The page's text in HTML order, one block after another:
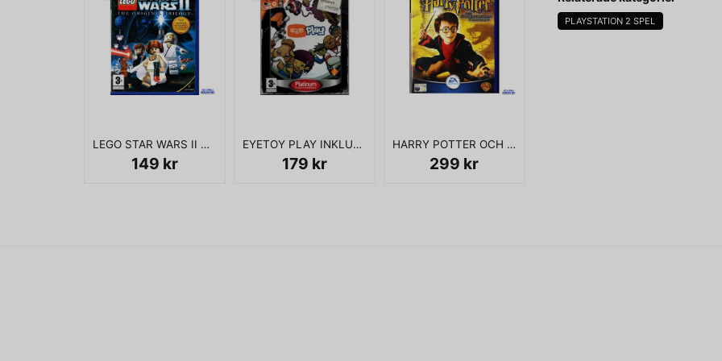
LEGO STAR WARS II THE ORIGINAL TRILOGY PS2
149 kr
EYETOY PLAY INKLUSIVE KAMERA PS2
179 kr
HARRY POTTER OCH HEMLIGHETERNAS KAMMARE PS2
299 kr
PLAYSTATION 2 SPEL